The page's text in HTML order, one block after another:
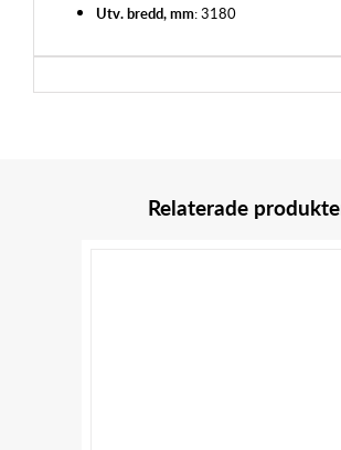
Utv. bredd, mm: 3180
Relaterade